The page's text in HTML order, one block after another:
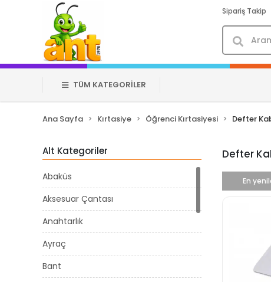
Sipariş Takip
TÜM KATEGORİLER
Ana Sayfa Kırtasiye Öğrenci Kırtasiyesi Defter
Alt Kategoriler
Abaküs
Aksesuar Çantası
Anahtarlık
Ayraç
Bant
Defter
En